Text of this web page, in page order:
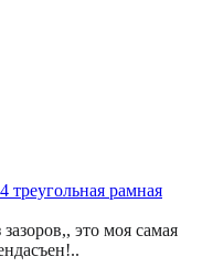
треугольная рамная
это моя самая